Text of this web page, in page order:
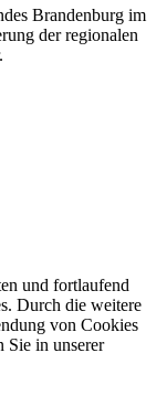
Brandenburg im
der regionalen
und fortlaufend
Durch die weitere
von Cookies
Sie in unserer